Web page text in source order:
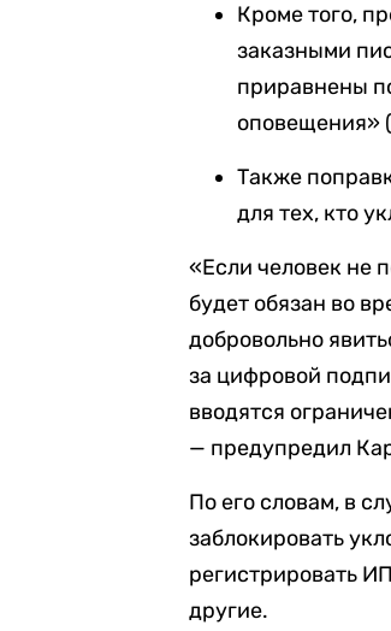
Кроме того,
заказными
приравнены
оповещения»
Также
для тех, кто
«Если человек не
будет обязан во
добровольно
за цифровой
вводятся
— предупредил
По его словам, в
заблокировать
регистрировать
другие.